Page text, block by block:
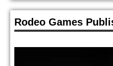
Rodeo Games